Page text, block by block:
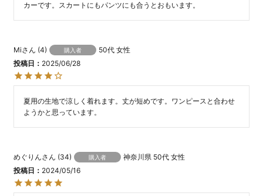
カーです。スカートにもパンツにも合うとおもいます。
Mi 4 購入者 50代 女性
投稿日
2025/06/28
夏用の生地で涼しく着れます。丈が短めです。ワンピースと合わせ
ようかと思っています。
めぐりん 34 購入者 神奈川県 50代 女性
投稿日
2024/05/16